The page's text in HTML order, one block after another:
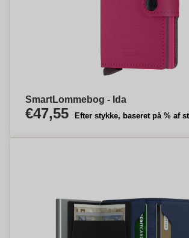
funktionalitet. Sammenligne priser og finde
dine behov. Beskyt dine kort og opbevare
secrid kortholder. Se vores udvalg online og
til dine personlige præferencer. Vores
and beskyttelse, så dine kort ved hånden
uønsket scanning. Vælge den rigtige model
præferencer og sikre, at dine kort ved
tilgængelige og beskyttet mod bøjning og
Vores produkter er designet til at beskytte
og tyveri, samtidig med at de bevarer deres
Se vårt udvalg online og find den rigtige
funktionalitet. Sammenligne priser og finde
SmartLommebog - Ida
€47,55 Efter stykke, baseret på % af